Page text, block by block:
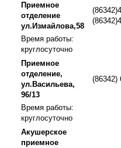
Приемное
отделение
ул.Измайлова,58
Время работы:
круглосуточно
Приемное
отделение,
ул.Васильева,
96/13
(86342)
Время работы:
круглосуточно
Акушерское
приемное